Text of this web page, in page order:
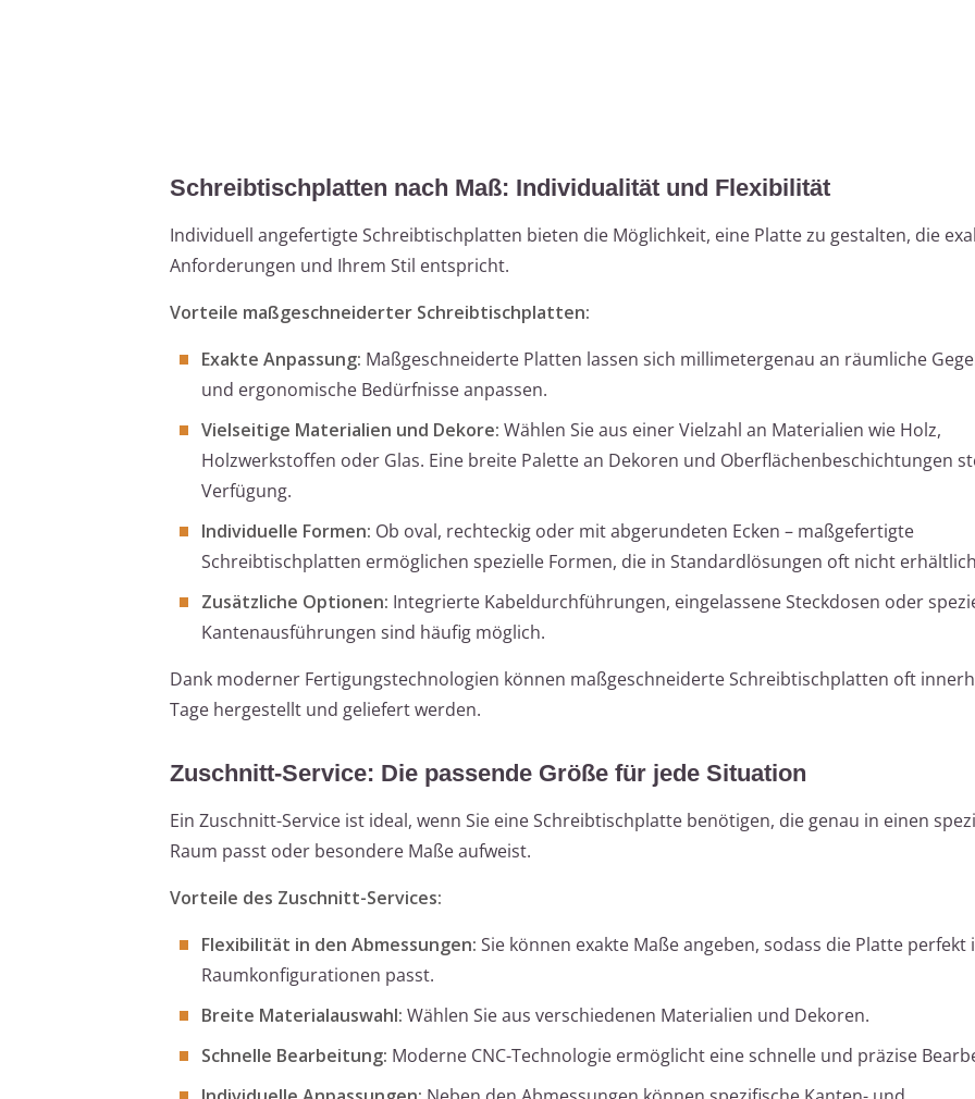
Schreibtischplatten nach Maß: Individualität und Flexibilität
Individuell angefertigte Schreibtischplatten bieten die Möglichkeit, eine Platte zu gestalten, die
Anforderungen und Ihrem Stil entspricht.
Vorteile maßgeschneiderter Schreibtischplatten:
Exakte Anpassung: Maßgeschneiderte Platten lassen sich millimetergenau an räumliche
und ergonomische Bedürfnisse anpassen.
Vielseitige Materialien und Dekore: Wählen Sie aus einer Vielzahl an Materialien wie Holz,
Holzwerkstoffen oder Glas. Eine breite Palette an Dekoren und Oberflächenbeschichtungen
Verfügung.
Individuelle Formen: Ob oval, rechteckig oder mit abgerundeten Ecken – maßgefertigte
Schreibtischplatten ermöglichen spezielle Formen, die in Standardlösungen oft nicht
Zusätzliche Optionen: Integrierte Kabeldurchführungen, eingelassene Steckdosen oder
Kantenausführungen sind häufig möglich.
Dank moderner Fertigungstechnologien können maßgeschneiderte Schreibtischplatten oft
Tage hergestellt und geliefert werden.
Zuschnitt-Service: Die passende Größe für jede Situation
Ein Zuschnitt-Service ist ideal, wenn Sie eine Schreibtischplatte benötigen, die genau in einen
Raum passt oder besondere Maße aufweist.
Vorteile des Zuschnitt-Services:
Flexibilität in den Abmessungen: Sie können exakte Maße angeben, sodass die Platte perfekt
Raumkonfigurationen passt.
Breite Materialauswahl: Wählen Sie aus verschiedenen Materialien und Dekoren.
Schnelle Bearbeitung: Moderne CNC-Technologie ermöglicht eine schnelle und präzise